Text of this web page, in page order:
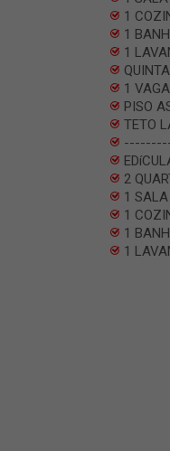
1
1
1
1
PISO
TETO
2
1 SALA
1
1
1